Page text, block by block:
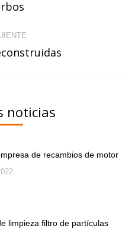
Publicación
Publicación
noticias
de recambios de motor
limpieza filtro de partículas